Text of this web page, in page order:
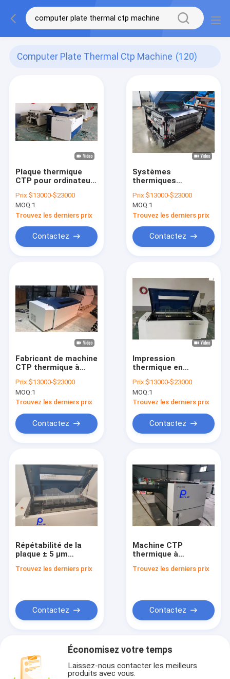
Computer Plate Thermal Ctp Machine (120)
Plaque thermique
CTP pour ordinateur,
Prix:$13000-$23000
MOQ:1
Trouvez les derniers prix
Contactez
Systèmes
thermiques
automatiques de
machine de 0.15-
0.28mm PCT pour la
fabrication de plat
d&#39;ordinateur
Prix:$13000-$23000
MOQ:1
Trouvez les derniers prix
Contactez
Fabricant de machine
CTP thermique à
d'épaisseur pour
l'impression offset
1100KG
Prix:$13000-$23000
MOQ:1
Trouvez les derniers prix
Contactez
Impression
thermique en
de l&#39;ordinateur
830nm de machine
de PCT à grande
Prix:$13000-$23000
MOQ:1
Trouvez les derniers prix
Contactez
Répétabilité de la
plaque ± 5 μm
thermique TP4664
plaques et des
résultats
supérieurs
Trouvez les derniers prix
Contactez
Machine CTP
thermique à
intérieure constante
d'emballage
informatique pour la
Trouvez les derniers prix
Contactez
Économisez votre temps
Laissez-nous contacter les meilleurs
produits avec vous.